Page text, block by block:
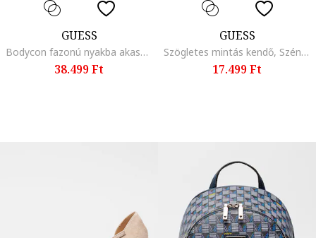
GUESS
Bodycon fazonú nyakba akasztós ruha, Bézs
38.499 Ft
GUESS
Szögletes mintás kendő, Szénfekete/Sötétszürke
17.499 Ft